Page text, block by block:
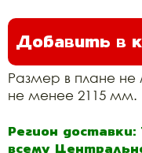
Добавить в
Размер в плане не
не менее 2115 мм.
Регион
всему